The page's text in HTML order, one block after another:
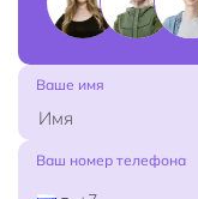
Ваше имя
Ваш номер телефона